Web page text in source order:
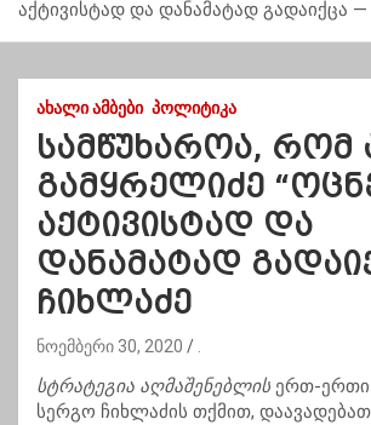
აქტივისტად და დანამატად გადაიქცა
ᲐᲮᲐᲚᲘ ᲐᲛᲑᲔᲑᲘ ᲞᲝᲚᲘᲢᲘᲙᲐ
სამწუხაროა, რომ
გამყრელიძე
აქტივისტად და
დანამატად
ჩიხლაძე
ნოემბერი 30, 2020
სტრატეგია აღმაშენებლის ერთ-
სერგო ჩიხლაძის თქმით,